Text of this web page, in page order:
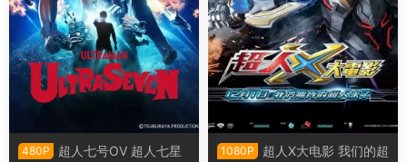
480P
超人七号OV 超人七星
1080P
超人X大电影 我们的超